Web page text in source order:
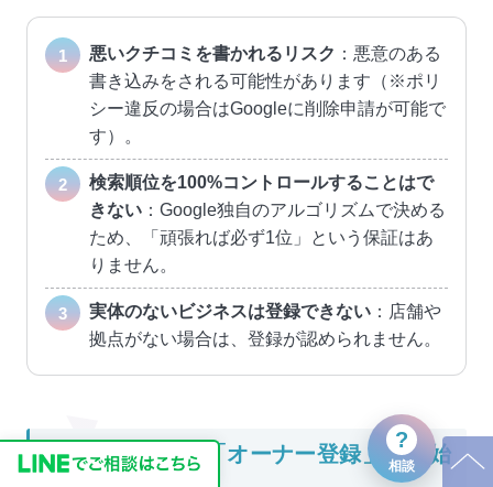
悪いクチコミを書かれるリスク ：悪意のある
書き込みをされる可能性があります（※ポリ
シー違反の場合はGoogleに削除申請が可能で
す）。
検索順位を100%コントロールすることはで
きない ：Google独自のアルゴリズムで決める
ため、「頑張れば必ず1位」という保証はあ
りません。
実体のないビジネスは登録できない ：店舗や
拠点がない場合は、登録が認められません。
まとめ：まずは「オーナー登録」から始
?
相談